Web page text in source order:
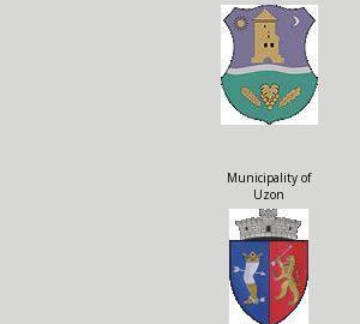
Municipality of
Uzon